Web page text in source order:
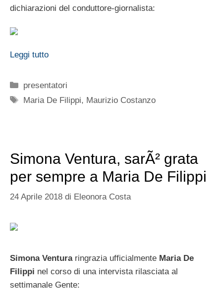
dichiarazioni del conduttore-giornalista:
Leggi tutto
Categorie
presentatori
Tag
Maria De Filippi, Maurizio Costanzo
Simona Ventura, sarÃ² grata
per sempre a Maria De Filippi
24 Aprile 2018 di Eleonora Costa
Simona Venturaringrazia ufficialmente Maria De
Filippi nel corso di una intervista rilasciata al
settimanale Gente: